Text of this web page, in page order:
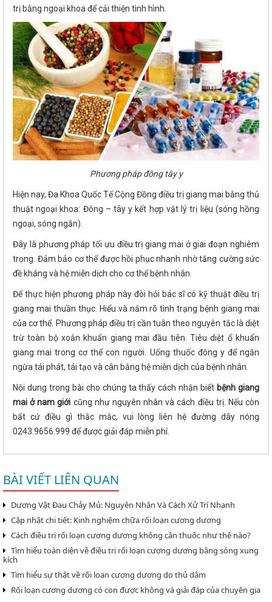
trị bằng ngoại khoa để cải thiện tình hình.
Phương pháp đông tây y
Hiện nay, Đa Khoa Quốc Tế Cộng Đồng điều trị giang mai bằng thủ
thuật ngoại khoa: Đông – tây y kết hợp vật lý trị liệu (sóng hồng
ngoại, sóng ngắn).
Đây là phương pháp tối ưu điều trị giang mai ở giai đoạn nghiêm
trọng. Đảm bảo cơ thể được hồi phục nhanh nhờ tăng cường sức
đề kháng và hệ miễn dịch cho cơ thể bệnh nhân.
Để thực hiện phương pháp này đòi hỏi bác sĩ có kỹ thuật điều trị
giang mai thuần thục. Hiểu và nắm rõ tình trạng bệnh giang mai
của cơ thể. Phương pháp điều trị cần tuân theo nguyên tắc là diệt
trừ toàn bộ xoắn khuẩn giang mai đầu tiên. Tiêu diệt ổ khuẩn
giang mai trong cơ thể con người. Uống thuốc đông y để ngăn
ngừa tái phát, tái tạo và cân bằng hệ miễn dịch của bệnh nhân.
Nội dung trong bài cho chúng ta thấy cách nhận biết bệnh giang
mai ở nam giới cũng như nguyên nhân và cách điều trị. Nếu còn
bất cứ điều gì thắc mắc, vui lòng liên hệ đường dây nóng
0243.9656.999 để được giải đáp miễn phí.
BÀI VIẾT LIÊN QUAN
Dương Vật Đau Chảy Mủ: Nguyên Nhân Và Cách Xử Trí Nhanh
Cập nhật chi tiết: Kinh nghiệm chữa rối loạn cương dương
Cách điều trị rối loạn cương dương không cần thuốc như thế nào?
Tìm hiểu toàn diện về điều trị rối loạn cương dương bằng sóng xung
kích
Tìm hiểu sự thật về rối loạn cương dương do thủ dâm
Rối loạn cương dương có con được không và giải đáp của chuyên gia